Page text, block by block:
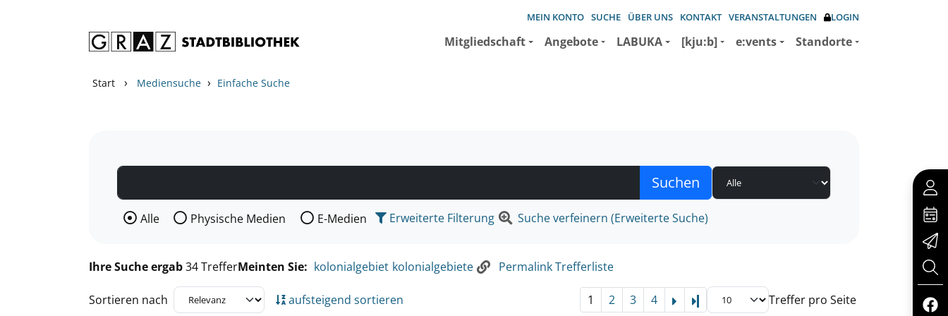
MEIN KONTO SUCHE ÜBER UNS KONTAKT VERANSTALTUNGEN LOGIN
Mitgliedschaft Angebote LABUKA [kju:b] e:vents Standorte
Start › Mediensuche › Einfache Suche
Wählen Sie die Medienart nach der Sie suchen wollen.
Alle Physische Medien E-Medien Erweiterte Filterung Suche verfeinern (Erweiterte Suche)
Ihre Suche ergab34 TrefferMeinten Sie: kolonialgebiet kolonialgebiete Permalink Trefferliste
Sortieren nach aufsteigend sortieren 1 2 3 4 Letzte Seite Treffer pro Seite